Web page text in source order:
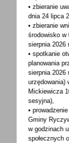
29 - 01 -
KRYTERIA
DOPŁATĘ
Jeśli
• zbieranie
dnia 24 lipca
• zbieranie
środowisko w
sierpnia 2026
• spotkanie
planowania
sierpnia 2026
urzędowania)
Mickiewicza
sesyjna),
•
Gminy
w godzinach
społecznych